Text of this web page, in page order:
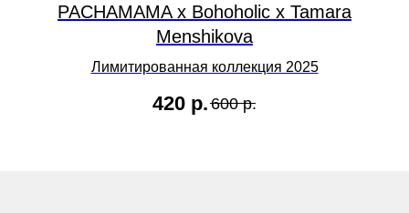
PACHAMAMA х Bohoholic х Tamara
Menshikova
Лимитированная коллекция 2025
420 р. 600 р.